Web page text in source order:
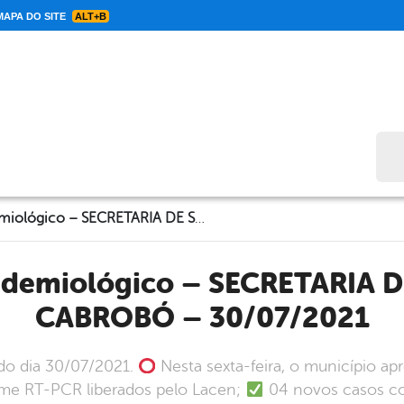
DO SITE ALT+B
Informe Epidemiológico – SECRETARIA DE SAÚDE DE CABROBÓ – 30/07/2021
CABROBÓ – 30/07/2021
dia 30/07/2021. Nesta sexta-feira, o município
RT-PCR liberados pelo Lacen;
04 novos casos